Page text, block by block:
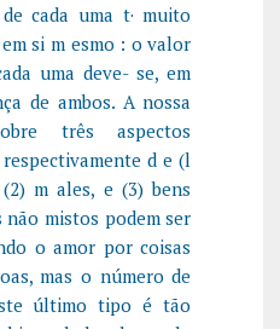
cada uma t· muito
si m esmo : o valor
uma deve- se, em
de ambos. A nossa
três aspectos
d e (l
m ales, e (3) bens
não mistos podem ser
o amor por coisas
mas o número de
último tipo é tão